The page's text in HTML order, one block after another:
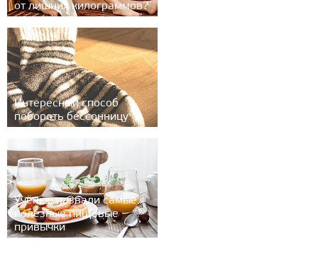
от лишних килограммов?
Интересный способ
побороть бессонницу
Учёные назвали самые
полезные пищевые
привычки